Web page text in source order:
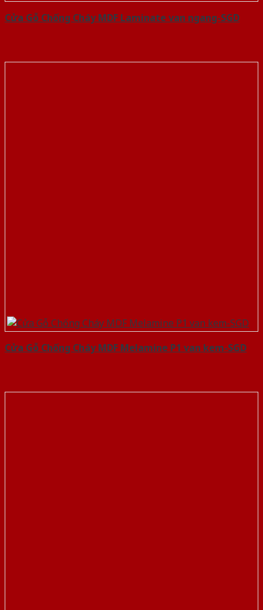
Cửa Gỗ Chống Cháy MDF Laminate van ngang-SGD
Cửa Gỗ Chống Cháy MDF Melamine P1 van kem-SGD